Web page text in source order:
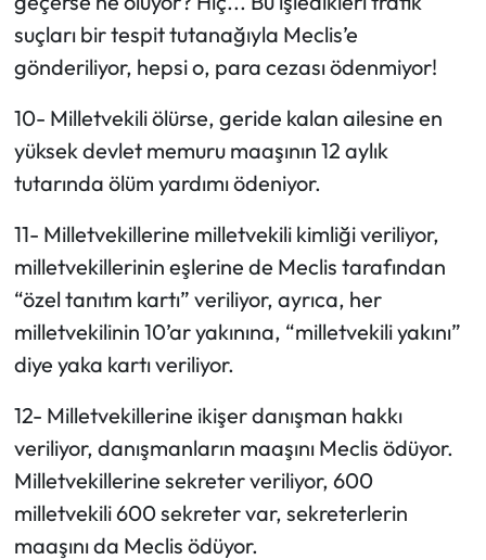
suçları bir tespit tutanağıyla Meclis’e
gönderiliyor, hepsi o, para cezası ödenmiyor!
10- Milletvekili ölürse, geride kalan ailesine en
yüksek devlet memuru maaşının 12 aylık
tutarında ölüm yardımı ödeniyor.
11- Milletvekillerine milletvekili kimliği veriliyor,
milletvekillerinin eşlerine de Meclis tarafından
“özel tanıtım kartı” veriliyor, ayrıca, her
milletvekilinin 10’ar yakınına, “milletvekili yakını”
diye yaka kartı veriliyor.
12- Milletvekillerine ikişer danışman hakkı
veriliyor, danışmanların maaşını Meclis ödüyor.
Milletvekillerine sekreter veriliyor, 600
milletvekili 600 sekreter var, sekreterlerin
maaşını da Meclis ödüyor.